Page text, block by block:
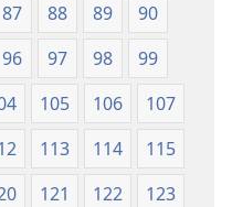
87 88 89
90
96 97 98
99
105 106
107
113 114
115
121 122
123